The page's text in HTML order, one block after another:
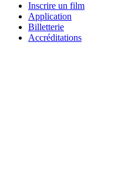
Inscrire un film
Application
Billetterie
Accréditations